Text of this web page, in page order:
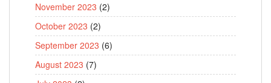
November 2023 (2)
October 2023 (2)
September 2023 (6)
August 2023 (7)